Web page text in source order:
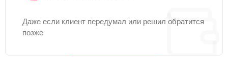
Даже если клиент передумал или решил обратится
позже